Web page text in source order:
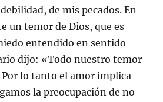
de mis pecados. En
un temor de Dios, que es
entendido en sentido
dijo: «Todo nuestro temor
lo tanto el amor implica
la preocupación de no